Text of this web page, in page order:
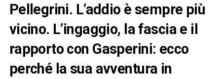
Pellegrini. L’addio è sempre più
vicino. L’ingaggio, la fascia e il
rapporto con Gasperini: ecco
perché la sua avventura in